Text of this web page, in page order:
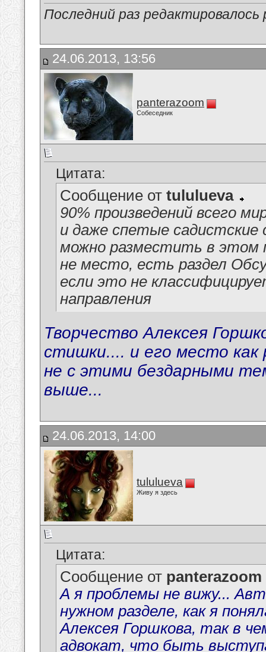
Последний раз
24.06.2013, 13:56
panterazoom
Собеседник
Цитата:
Сообщение от tululueva
90% произведений всего
и даже спетые садистские
можно разместить в этом
не место, есть раздел
если это не
направления
Творчество Алексея
стишки.... и его место как
не с этими бездарными
выше...
24.06.2013, 14:00
tululueva
Живу я здесь
Цитата:
Сообщение от panterazoom
А я проблемы не вижу...
нужном разделе, как я
Алексея Горшкова, так в
адвокат, что быть